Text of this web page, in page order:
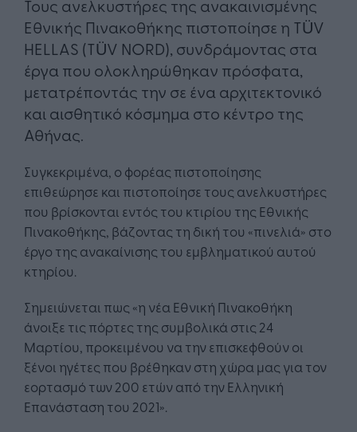
Τους ανελκυστήρες της ανακαινισμένης
Εθνικής Πινακοθήκης πιστοποίησε η TÜV
HELLAS (TÜV NORD), συνδράμοντας στα
έργα που ολοκληρώθηκαν πρόσφατα,
μετατρέποντάς την σε ένα αρχιτεκτονικό
και αισθητικό κόσμημα στο κέντρο της
Αθήνας.
Συγκεκριμένα, ο φορέας πιστοποίησης
επιθεώρησε και πιστοποίησε τους ανελκυστήρες
που βρίσκονται εντός του κτιρίου της Εθνικής
Πινακοθήκης, βάζοντας τη δική του «πινελιά» στο
έργο της ανακαίνισης του εμβληματικού αυτού
κτηρίου.
Σημειώνεται πως «η νέα Εθνική Πινακοθήκη
άνοιξε τις πόρτες της συμβολικά στις 24
Μαρτίου, προκειμένου να την επισκεφθούν οι
ξένοι ηγέτες που βρέθηκαν στη χώρα μας για τον
εορτασμό των 200 ετών από την Ελληνική
Επανάσταση του 2021».